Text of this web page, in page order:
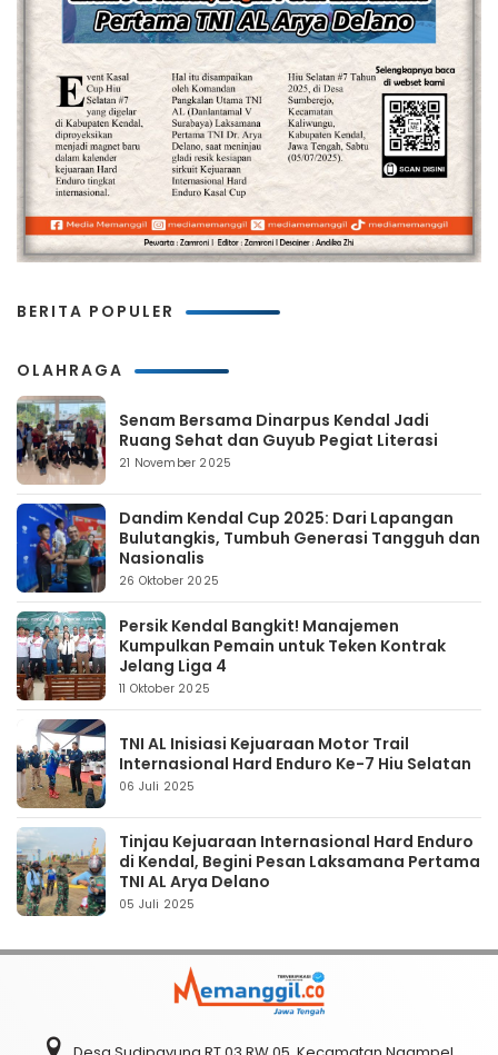
BERITA POPULER
OLAHRAGA
Senam Bersama Dinarpus Kendal Jadi
Ruang Sehat dan Guyub Pegiat Literasi
21 November 2025
Dandim Kendal Cup 2025: Dari Lapangan
Bulutangkis, Tumbuh Generasi Tangguh dan
Nasionalis
26 Oktober 2025
Persik Kendal Bangkit! Manajemen
Kumpulkan Pemain untuk Teken Kontrak
Jelang Liga 4
11 Oktober 2025
TNI AL Inisiasi Kejuaraan Motor Trail
Internasional Hard Enduro Ke-7 Hiu Selatan
06 Juli 2025
Tinjau Kejuaraan Internasional Hard Enduro
di Kendal, Begini Pesan Laksamana Pertama
TNI AL Arya Delano
05 Juli 2025